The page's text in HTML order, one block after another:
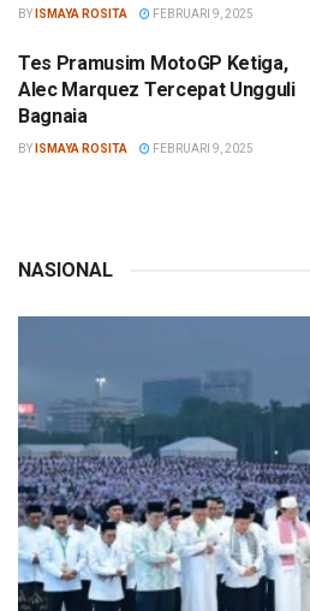
BY ISMAYA ROSITA FEBRUARI 9, 2025
Tes Pramusim MotoGP Ketiga,
Alec Marquez Tercepat Ungguli
Bagnaia
BY ISMAYA ROSITA FEBRUARI 9, 2025
NASIONAL